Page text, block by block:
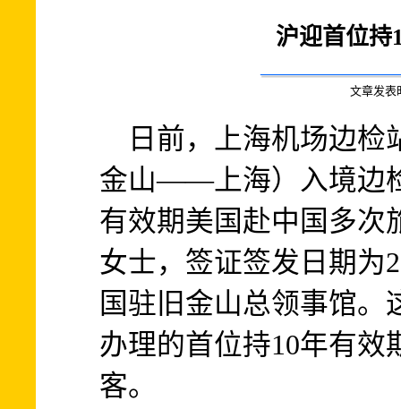
沪迎首位持
文章发表
日前，上海机场边检
金山——上海）入境边
有效期美国赴中国多次
女士，签证签发日期为
国驻旧金山总领事馆。
办理的首位持10年有效
客。